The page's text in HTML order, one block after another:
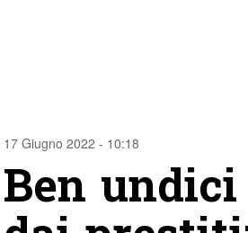
17 Giugno 2022 - 10:18
Ben